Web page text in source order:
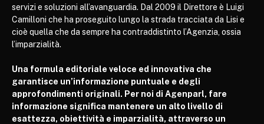
servizi e soluzioni all’avanguardia. Dal 2009 il Direttore è Luigi
Camilloni che ha proseguito lungo la strada tracciata da Lisi e
cioè quella che da sempre ha contraddistinto l’Agenzia, ossia
l’imparzialità.
Una formula editoriale veloce ed innovativa che
garantisce un’informazione puntuale e degli
approfondimenti originali. Per noi di Agenparl, fare
informazione significa mantenere un alto livello di
esattezza, obiettività e imparzialità, attraverso un